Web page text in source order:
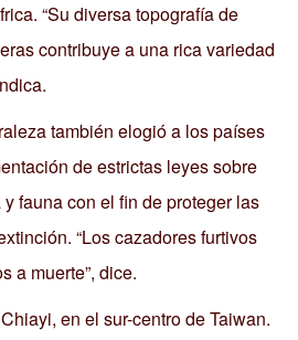
“Su diversa topografía de
contribuye a una rica variedad
también elogió a los países
de estrictas leyes sobre
fauna con el fin de proteger las
“Los cazadores furtivos
a muerte”, dice.
en el sur-centro de Taiwan.